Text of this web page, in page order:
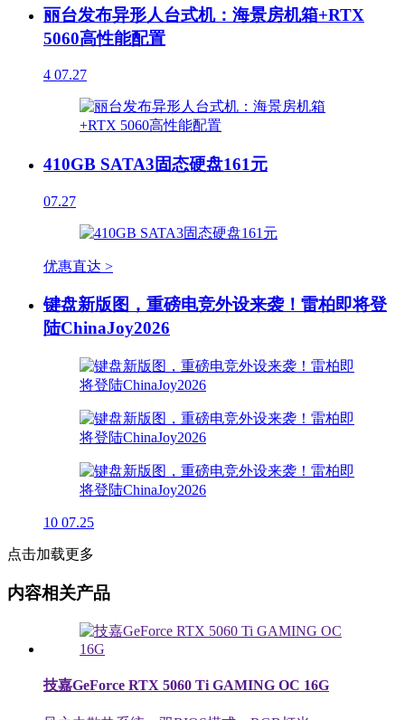
丽台发布异形人台式机：海景房机箱+RTX
5060高性能配置
4 07.27
410GB SATA3固态硬盘161元
07.27
优惠直达 >
键盘新版图，重磅电竞外设来袭！雷柏即将登
陆ChinaJoy2026
10 07.25
点击加载更多
内容相关产品
技嘉GeForce RTX 5060 Ti GAMING OC 16G